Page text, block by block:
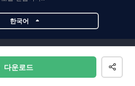
다운로드
한국어
Flaticon